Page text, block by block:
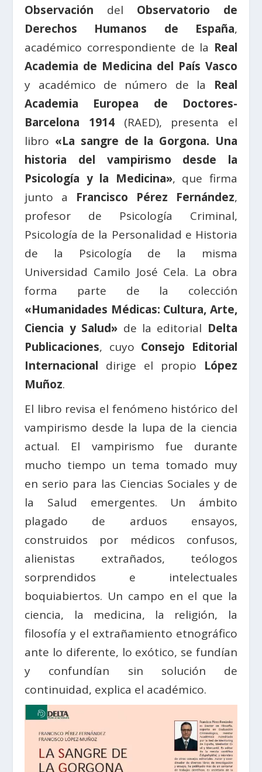
Observación del Observatorio de
Derechos Humanos de España,
académico correspondiente de la Real
Academia de Medicina del País Vasco
y académico de número de la Real
Academia Europea de Doctores-
Barcelona 1914(RAED), presenta el
libro «La sangre de la Gorgona. Una
historia del vampirismo desde la
Psicología y la Medicina», que firma
junto a Francisco Pérez Fernández,
profesor de Psicología Criminal,
Psicología de la Personalidad e Historia
de la Psicología de la misma
Universidad Camilo José Cela. La obra
forma parte de la colección
«Humanidades Médicas: Cultura, Arte,
Ciencia y Salud» de la editorial Delta
Publicaciones, cuyo Consejo Editorial
Internacional dirige el propio López
Muñoz.
El libro revisa el fenómeno histórico del
vampirismo desde la lupa de la ciencia
actual. El vampirismo fue durante
mucho tiempo un tema tomado muy
en serio para las Ciencias Sociales y de
la Salud emergentes. Un ámbito
plagado de arduos ensayos,
construidos por médicos confusos,
alienistas extrañados, teólogos
sorprendidos e intelectuales
boquiabiertos. Un campo en el que la
ciencia, la medicina, la religión, la
filosofía y el extrañamiento etnográfico
ante lo diferente, lo exótico, se fundían
y confundían sin solución de
continuidad, explica el académico.